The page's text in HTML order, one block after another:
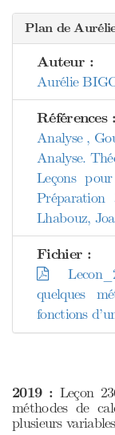
Plan de
Auteur :
Aurélie
Références :
Analyse ,
Analyse.
Leçons
Lhabouz,
Fichier :
quelques
fonctions
2019 : Leçon
méthodes de
plusieurs